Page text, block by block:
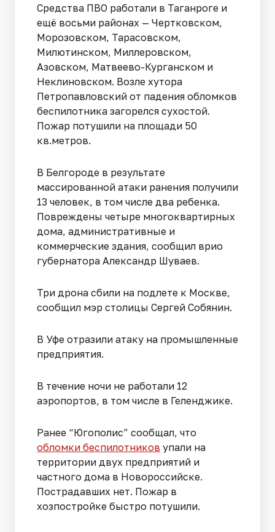
Средства ПВО работали в Таганроге и
ещё восьми районах — Чертковском,
Морозовском, Тарасовском,
Милютинском, Миллеровском,
Азовском, Матвеево-Курганском и
Неклиновском. Возле хутора
Петропавловский от падения обломков
беспилотника загорелся сухостой.
Пожар потушили на площади 50
кв.метров.
В Белгороде в результате
массированной атаки ранения получили
13 человек, в том числе два ребенка.
Повреждены четыре многоквартирных
дома, административные и
коммерческие здания, сообщил врио
губернатора Александр Шуваев.
Три дрона сбили на подлете к Москве,
сообщил мэр столицы Сергей Собянин.
В Уфе отразили атаку на промышленные
предприятия.
В течение ночи не работали 12
аэропортов, в том числе в Геленджике.
Ранее “Югополис” сообщал, что
обломки беспилотников упали на
территории двух предприятий и
частного дома в Новороссийске.
Пострадавших нет. Пожар в
хозпостройке быстро потушили.